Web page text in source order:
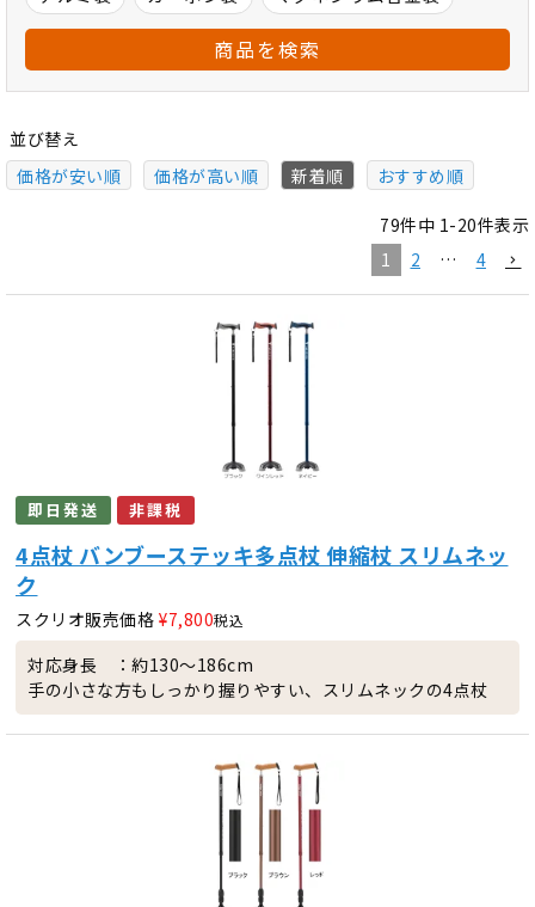
商品を検索
並び替え
価格が安い順
価格が高い順 新着順 おすすめ順
79件中 1-20件表示
1
2 … 4
即日発送 非課税
4点杖 バンブーステッキ多点杖 伸縮杖 スリムネッ
ク
スクリオ販売価格 ¥7,800税込
対応身長 ：約130～186cm
手の小さな方もしっかり握りやすい、スリムネックの4点杖